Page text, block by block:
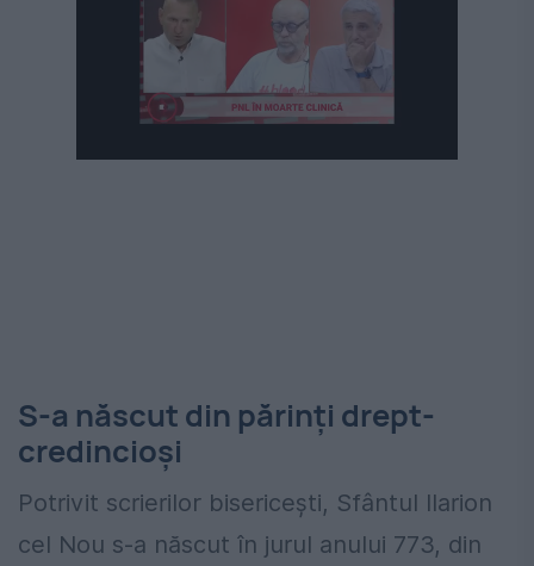
S-a născut din părinți drept-
credincioși
Potrivit scrierilor bisericești, Sfântul Ilarion
cel Nou s-a născut în jurul anului 773, din